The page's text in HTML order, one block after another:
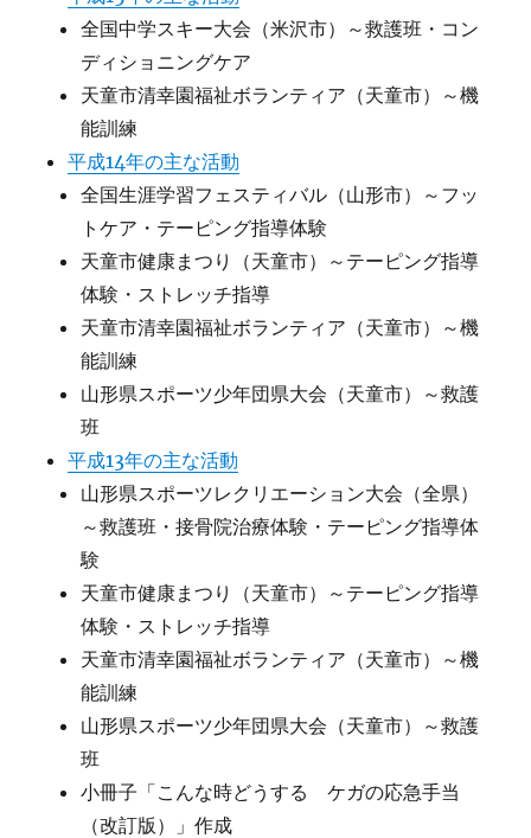
全国中学スキー大会（米沢市）～救護班・コン
ディショニングケア
天童市清幸園福祉ボランティア（天童市）～機
能訓練
平成14年の主な活動
全国生涯学習フェスティバル（山形市）～フッ
トケア・テーピング指導体験
天童市健康まつり（天童市）～テーピング指導
体験・ストレッチ指導
天童市清幸園福祉ボランティア（天童市）～機
能訓練
山形県スポーツ少年団県大会（天童市）～救護
班
平成13年の主な活動
山形県スポーツレクリエーション大会（全県）
～救護班・接骨院治療体験・テーピング指導体
験
天童市健康まつり（天童市）～テーピング指導
体験・ストレッチ指導
天童市清幸園福祉ボランティア（天童市）～機
能訓練
山形県スポーツ少年団県大会（天童市）～救護
班
小冊子「こんな時どうする ケガの応急手当
（改訂版）」作成